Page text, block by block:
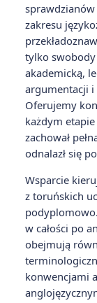
sprawdzianów
zakresu
tylko swobody
akademicką,
argumentacji
Oferujemy
każdym
zachował
odnalazł się
Wsparcie
z toruńskich
w całości po
obejmują
konwencjami